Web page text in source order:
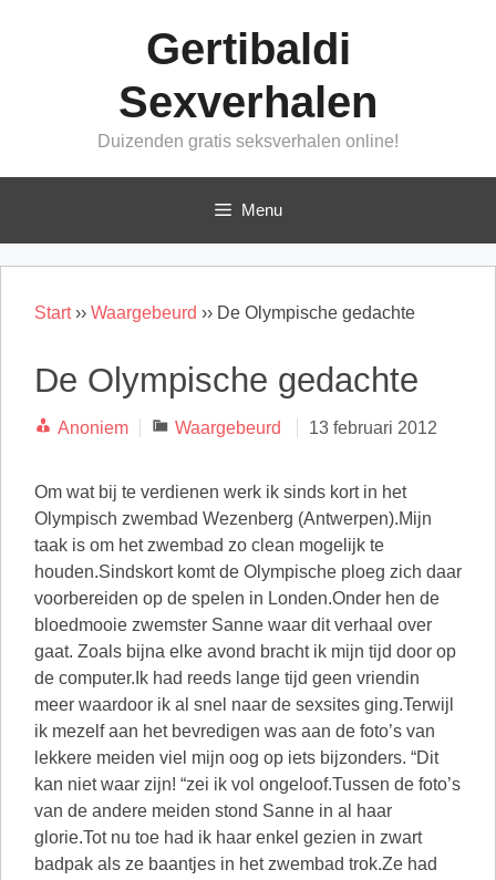
Gertibaldi
Sexverhalen
Duizenden gratis seksverhalen online!
Menu
Start›› Waargebeurd ›› De Olympische gedachte
De Olympische gedachte
Anoniem Categorieën
Waargebeurd 13 februari 2012
Om wat bij te verdienen werk ik sinds kort in het
Olympisch zwembad Wezenberg (Antwerpen).Mijn
taak is om het zwembad zo clean mogelijk te
houden.Sindskort komt de Olympische ploeg zich daar
voorbereiden op de spelen in Londen.Onder hen de
bloedmooie zwemster Sanne waar dit verhaal over
gaat. Zoals bijna elke avond bracht ik mijn tijd door op
de computer.Ik had reeds lange tijd geen vriendin
meer waardoor ik al snel naar de sexsites ging.Terwijl
ik mezelf aan het bevredigen was aan de foto’s van
lekkere meiden viel mijn oog op iets bijzonders. “Dit
kan niet waar zijn! “zei ik vol ongeloof.Tussen de foto’s
van de andere meiden stond Sanne in al haar
glorie.Tot nu toe had ik haar enkel gezien in zwart
badpak als ze baantjes in het zwembad trok.Ze had